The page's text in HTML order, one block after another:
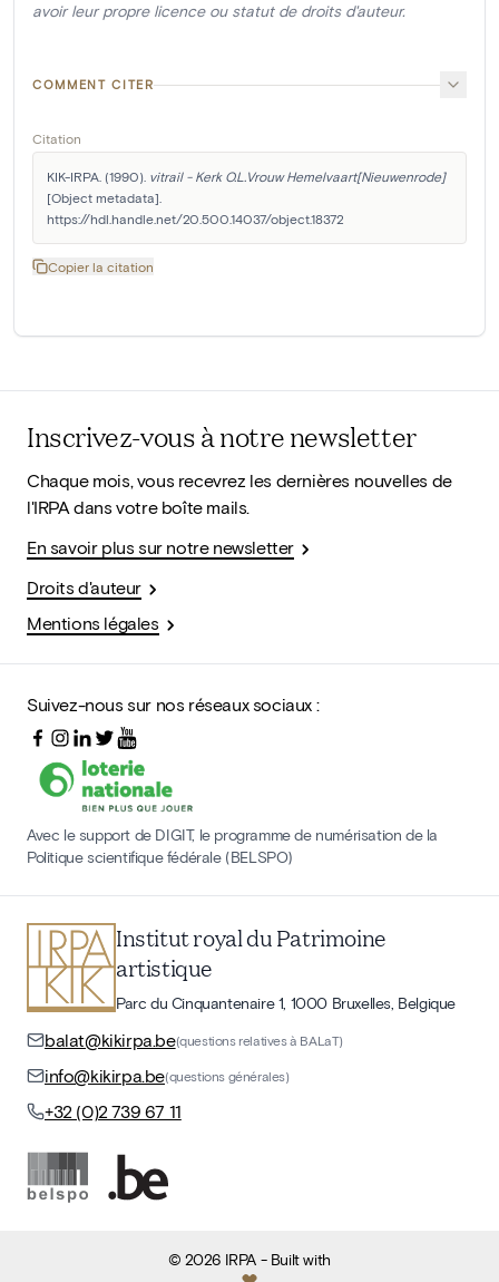
avoir leur propre licence ou statut de droits d'auteur.
COMMENT CITER
Citation
KIK-IRPA. (1990). vitrail - Kerk O.L.Vrouw Hemelvaart[Nieuwenrode]
[Object metadata].
https://hdl.handle.net/20.500.14037/object.18372
Copier la citation
Inscrivez-vous à notre newsletter
Chaque mois, vous recevrez les dernières nouvelles de
l'IRPA dans votre boîte mails.
En savoir plus sur notre newsletter
Droits d'auteur
Mentions légales
Suivez-nous sur nos réseaux sociaux :
Avec le support de DIGIT, le programme de numérisation de la
Politique scientifique fédérale (BELSPO)
Institut royal du Patrimoine
artistique
Parc du Cinquantenaire 1, 1000 Bruxelles, Belgique
balat@kikirpa.be(questions relatives à BALaT)
info@kikirpa.be(questions générales)
+32 (0)2 739 67 11
©2026 IRPA- Built with